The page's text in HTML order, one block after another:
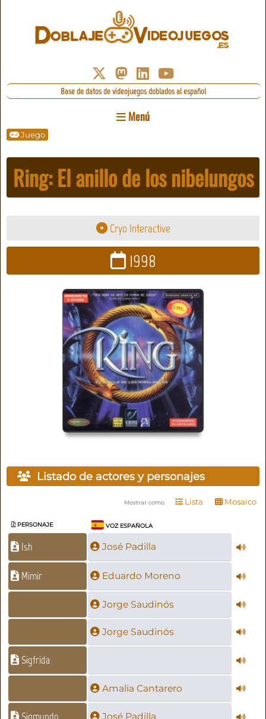
Base de datos de videojuegos doblados al español
Menú
Juego
Ring: El anillo de los nibelungos
Cryo Interactive
1998
Listado de actores y personajes
Mostrar como Lista Mosaico
PERSONAJE VOZ ESPAÑOLA
Ish José Padilla
Mimir Eduardo Moreno
Jorge Saudinós
Jorge Saudinós
Sigfrida
Amalia Cantarero
José Padilla